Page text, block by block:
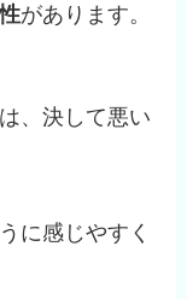
があります。
、決して悪い
に感じやすく